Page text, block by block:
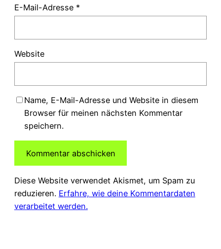
E-Mail-Adresse *
Website
Name, E-Mail-Adresse und Website in diesem
Browser für meinen nächsten Kommentar
speichern.
Diese Website verwendet Akismet, um Spam zu
reduzieren. Erfahre, wie deine Kommentardaten
verarbeitet werden.